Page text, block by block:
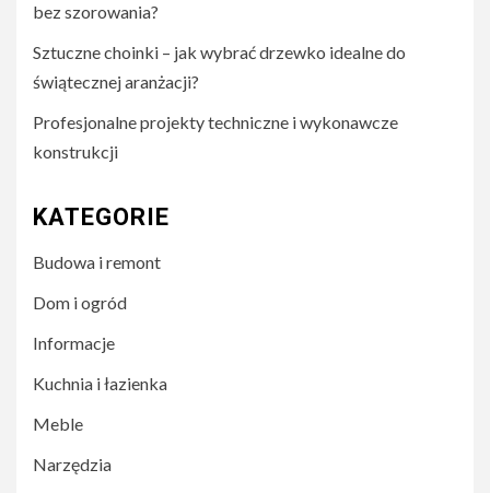
bez szorowania?
Sztuczne choinki – jak wybrać drzewko idealne do
świątecznej aranżacji?
Profesjonalne projekty techniczne i wykonawcze
konstrukcji
KATEGORIE
Budowa i remont
Dom i ogród
Informacje
Kuchnia i łazienka
Meble
Narzędzia